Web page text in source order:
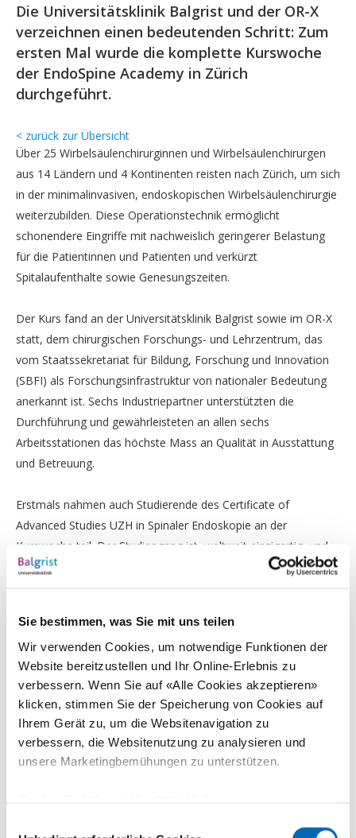
Sie bestimmen, was Sie mit uns teilen
Wir verwenden Cookies, um notwendige Funktionen der
Website bereitzustellen und Ihr Online-Erlebnis zu
verbessern. Wenn Sie auf «Alle Cookies akzeptieren»
klicken, stimmen Sie der Speicherung von Cookies auf
Ihrem Gerät zu, um die Websitenavigation zu
verbessern, die Websitenutzung zu analysieren und
unsere Marketingbemühungen zu unterstützen.
Die Universitätsklinik Balgrist und der OR-X
verzeichnen einen bedeutenden Schritt: Zum
ersten Mal wurde die komplette Kurswoche
der EndoSpine Academy in Zürich
durchgeführt.
< zurück zur Übersicht
Über 25 Wirbelsäulenchirurginnen und Wirbelsäulenchirurgen
aus 14 Ländern und 4 Kontinenten reisten nach Zürich, um sich
in der minimalinvasiven, endoskopischen Wirbelsäulenchirurgie
weiterzubilden. Diese Operationstechnik ermöglicht
schonendere Eingriffe mit nachweislich geringerer Belastung
für die Patientinnen und Patienten und verkürzt
Spitalaufenthalte sowie Genesungszeiten.
Der Kurs fand an der Universitätsklinik Balgrist sowie im OR-X
statt, dem chirurgischen Forschungs- und Lehrzentrum, das
vom Staatssekretariat für Bildung, Forschung und Innovation
(SBFI) als Forschungsinfrastruktur von nationaler Bedeutung
anerkannt ist. Sechs Industriepartner unterstützten die
Durchführung und gewährleisteten an allen sechs
Arbeitsstationen das höchste Mass an Qualität in Ausstattung
und Betreuung.
Erstmals nahmen auch Studierende des Certificate of
Advanced Studies UZH in Spinaler Endoskopie an der
Kurswoche teil. Der Studiengang ist weltweit einzigartig und
wird von der Universität Zürich in gemeinsam mit der
Universitätsklinik Balgrist und der EndoSpine Academy
Weiterbildungsplattform für internationale Fachkräfte, sondern
integraler Bestandteil eines universitären Ausbildungsweges.
Die EndoSpine Academy leistet einen wichtigen Beitrag zur
weltweiten Verbreitung einer Operationstechnik, deren Nutzen
direkt den Patientinnen und Patienten zugutekommt.
med. Mazda Farshad
, Medizinischer Spitaldirektor der
Universitätsklinik Balgrist, Gründer der EndoSpine Academy